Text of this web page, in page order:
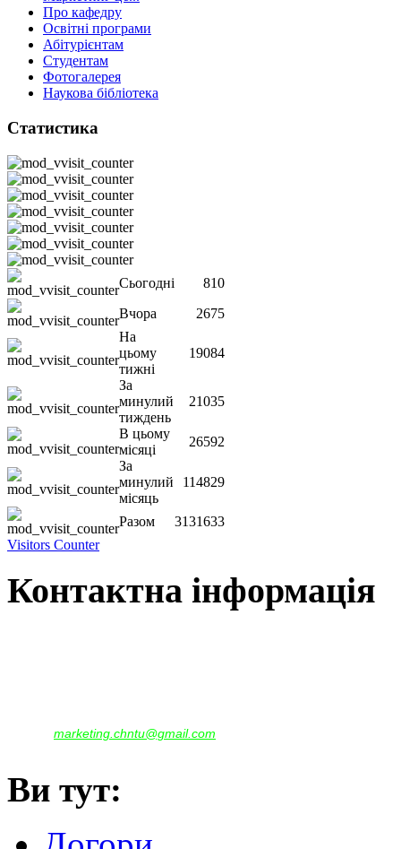
Про кафедру
Освітні програми
Абітурієнтам
Студентам
Фотогалерея
Наукова бібліотека
Статистика
Сьогодні
810
Вчора
2675
На
цьому
тижні
19084
За
минулий
тиждень
21035
В цьому
місяці
26592
За
минулий
місяць
114829
Разом
3131633
Visitors Counter
Контактна інформація
marketing.chntu@gmail.com
Ви тут: